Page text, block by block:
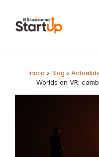
Inicio › Blog ›
Worlds en VR: